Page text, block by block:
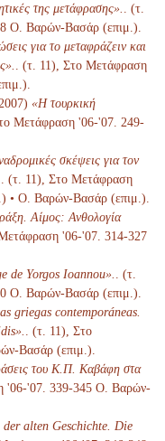
της μετάφρασης».
. (τ.
Ο. Βαρών-Βασάρ (επιμ.).
για το μεταφράζειν και
. (τ. 11), Στο Μετάφραση
«Η τουρκική
Μετάφραση '06-'07. 249-
σκέψεις για τον
. (τ. 11), Στο Μετάφραση
• Ο. Βαρών-Βασάρ (επιμ.).
Αίμος: Ανθολογία
'06-'07. 314-327
de Yorgos Ioannou».
. (τ.
Ο. Βαρών-Βασάρ (επιμ.).
griegas contemporáneas.
. (τ. 11), Στο
Βασάρ (επιμ.).
του Κ.Π. Καβάφη στα
'06-'07. 339-345 Ο. Βαρών-
alten Geschichte. Die